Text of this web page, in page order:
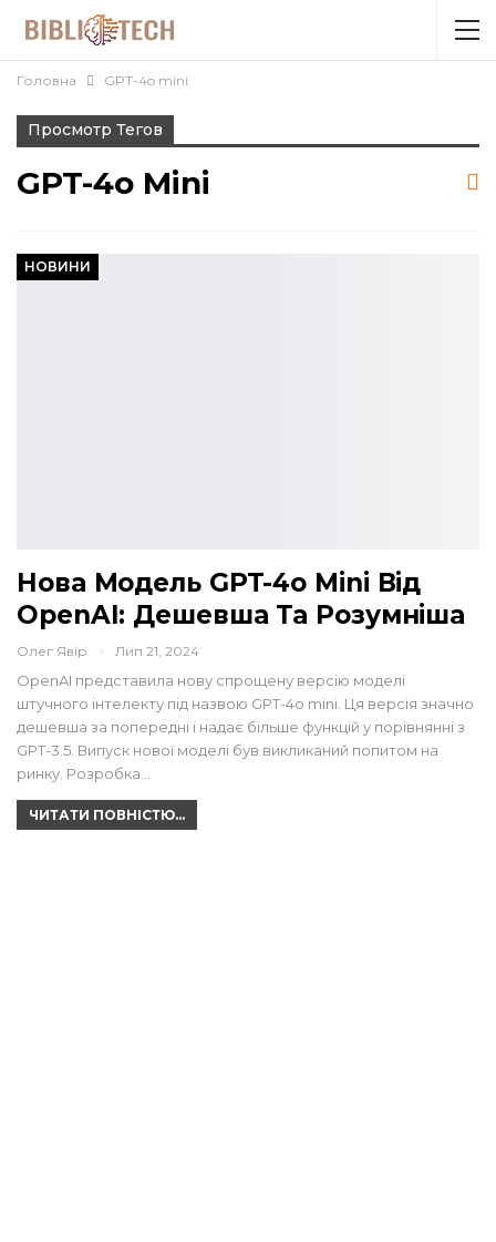
Головна GPT-4o mini
Просмотр Тегов
GPT-4o Mini
НОВИНИ
Нова Модель GPT-4o Mini Від
OpenAI: Дешевша Та Розумніша
Олег Явір Лип 21, 2024
OpenAI представила нову спрощену версію моделі
штучного інтелекту під назвою GPT-4o mini. Ця версія значно
дешевша за попередні і надає більше функцій у порівнянні з
GPT-3.5. Випуск нової моделі був викликаний попитом на
ринку. Розробка…
ЧИТАТИ ПОВНІСТЮ...